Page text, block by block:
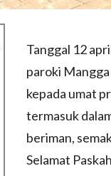
Tanggal 12
paroki
kepada umat
termasuk
beriman,
Selamat